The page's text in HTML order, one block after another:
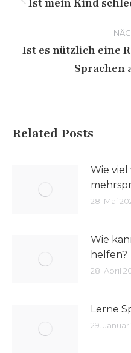
Ist mein Kind
Ist es nützlich eine
Sprachen
Related Posts
Wie
28. Mai
Wie
helfen?
28. April
Lerne
29. Januar